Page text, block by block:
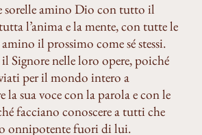
sorelle amino Dio con tutto il
l’anima e la mente, con tutte le
il prossimo come sé stessi.
Signore nelle loro opere, poiché
per il mondo intero a
la sua voce con la parola e con le
facciano conoscere a tutti che
onnipotente fuori di lui.